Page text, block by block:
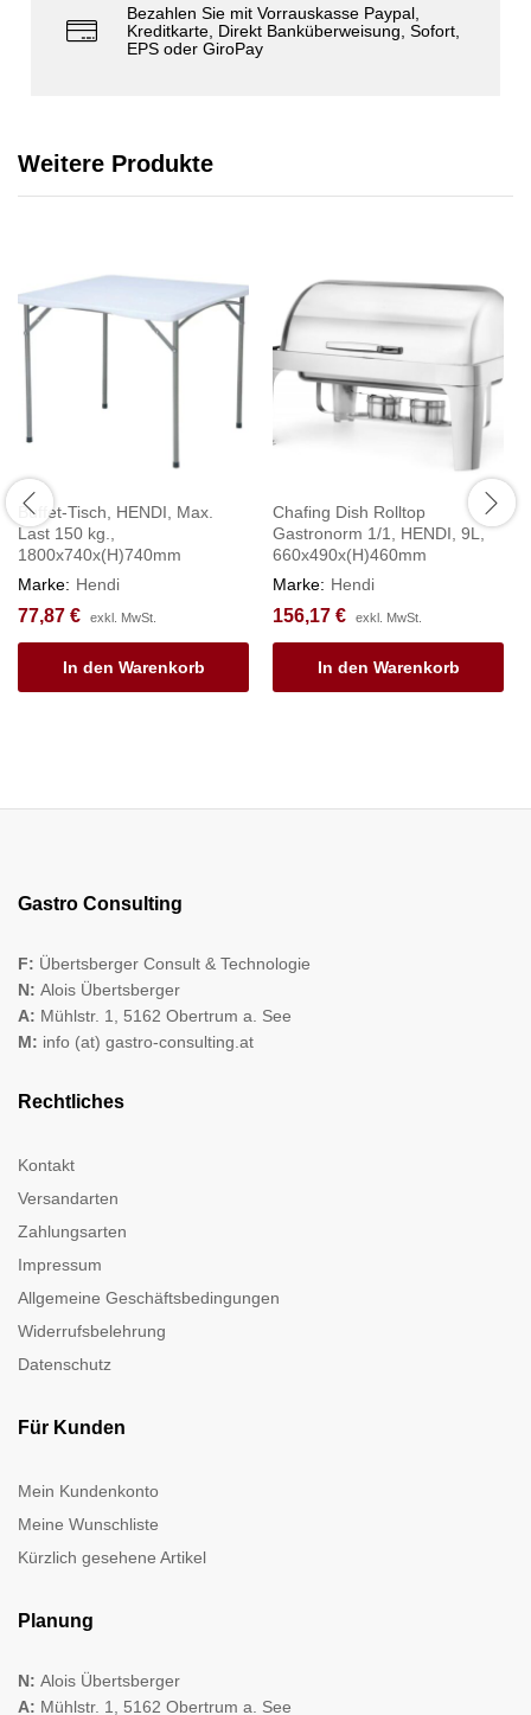
Bezahlen Sie mit Vorrauskasse Paypal,
Kreditkarte, Direkt Banküberweisung, Sofort,
EPS oder GiroPay
Weitere Produkte
Buffet-Tisch, HENDI, Max.
Last 150 kg.,
1800x740x(H)740mm
Marke: Hendi
77,87 € exkl. MwSt.
In den Warenkorb
Chafing Dish Rolltop
Gastronorm 1/1, HENDI, 9L,
660x490x(H)460mm
Marke: Hendi
156,17 € exkl. MwSt.
In den Warenkorb
Gastro Consulting
F: Übertsberger Consult & Technologie
N: Alois Übertsberger
A: Mühlstr. 1, 5162 Obertrum a. See
M: info (at) gastro-consulting.at
Rechtliches
Kontakt
Versandarten
Zahlungsarten
Impressum
Allgemeine Geschäftsbedingungen
Widerrufsbelehrung
Datenschutz
Für Kunden
Mein Kundenkonto
Meine Wunschliste
Kürzlich gesehene Artikel
Planung
N: Alois Übertsberger
A: Mühlstr. 1, 5162 Obertrum a. See